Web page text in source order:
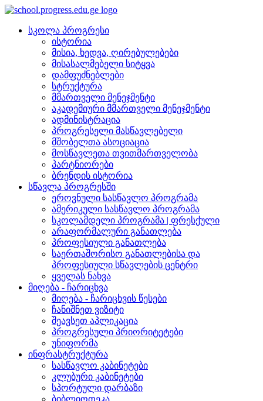
სკოლა პროგრესი
ისტორია
მისია, ხედვა, ღირებულებები
მისასალმებელი სიტყვა
დამფუძნებლები
სტრუქტურა
მმართველი მენეჯმენტი
აკადემიური მმართველი მენეჯმენტი
ადმინისტრაცია
პროგრესელი მასწავლებელი
მშობელთა ასოციაცია
მოსწავლეთა თვითმართველობა
პარტნიორები
ბრენდის ისტორია
სწავლა პროგრესში
ეროვნული სასწავლო პროგრამა
ამერიკული სასწავლო პროგრამა
სკოლამდელი პროგრამა | ფრესქული
არაფორმალური განათლება
პროფესიული განათლება
საერთაშორისო განათლებისა და
პროფესიული სწავლების ცენტრი
ყველას ნახვა
მიღება - ჩარიცხვა
მიღება - ჩარიცხვის წესები
ჩანიშნეთ ვიზიტი
შეავსეთ აპლიკაცია
პროგრესული პრიორიტეტები
უნიფორმა
ინფრასტრუქტურა
სასწავლო კაბინეტები
კლუბური კაბინეტები
სპორტული დარბაზი
ბიბლიოთეკა